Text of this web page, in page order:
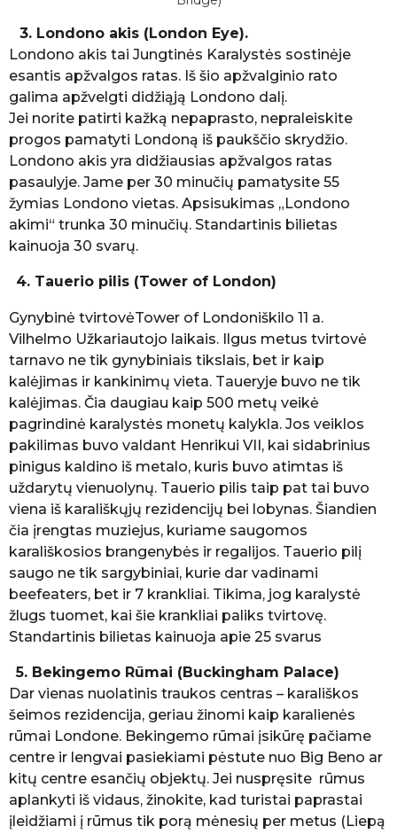
3. Londono akis (London Eye).
Londono akis tai Jungtinės Karalystės sostinėje
esantis apžvalgos ratas. Iš šio apžvalginio rato
galima apžvelgti didžiąją Londono dalį.
Jei norite patirti kažką nepaprasto, nepraleiskite
progos pamatyti Londoną iš paukščio skrydžio.
Londono akis yra didžiausias apžvalgos ratas
pasaulyje. Jame per 30 minučių pamatysite 55
žymias Londono vietas. Apsisukimas „Londono
akimi“ trunka 30 minučių. Standartinis bilietas
kainuoja 30 svarų.
4. Tauerio pilis (Tower of London)
Gynybinė tvirtovėTower of Londoniškilo 11 a.
Vilhelmo Užkariautojo laikais. Ilgus metus tvirtovė
tarnavo ne tik gynybiniais tikslais, bet ir kaip
kalėjimas ir kankinimų vieta. Taueryje buvo ne tik
kalėjimas. Čia daugiau kaip 500 metų veikė
pagrindinė karalystės monetų kalykla. Jos veiklos
pakilimas buvo valdant Henrikui VII, kai sidabrinius
pinigus kaldino iš metalo, kuris buvo atimtas iš
uždarytų vienuolynų. Tauerio pilis taip pat tai buvo
viena iš karališkųjų rezidencijų bei lobynas. Šiandien
čia įrengtas muziejus, kuriame saugomos
karališkosios brangenybės ir regalijos. Tauerio pilį
saugo ne tik sargybiniai, kurie dar vadinami
beefeaters, bet ir 7 krankliai. Tikima, jog karalystė
žlugs tuomet, kai šie krankliai paliks tvirtovę.
Standartinis bilietas kainuoja apie 25 svarus
5. Bekingemo Rūmai (Buckingham Palace)
Dar vienas nuolatinis traukos centras – karališkos
šeimos rezidencija, geriau žinomi kaip karalienės
rūmai Londone. Bekingemo rūmai įsikūrę pačiame
centre ir lengvai pasiekiami pėstute nuo Big Beno ar
kitų centre esančių objektų. Jei nuspręsite rūmus
aplankyti iš vidaus, žinokite, kad turistai paprastai
įleidžiami į rūmus tik porą mėnesių per metus (Liepą